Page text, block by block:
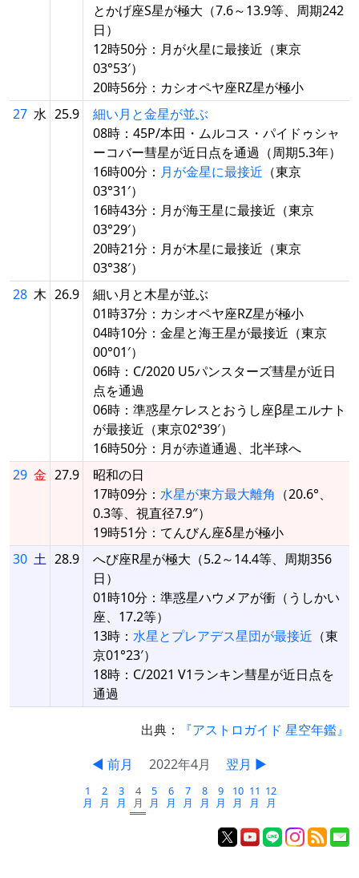
とかげ座S星が極大（7.6～13.9等、周期242
日）
12時50分：月が火星に最接近（東京
03°53′）
20時56分：カシオペヤ座RZ星が極小
27 水 25.9
細い月と金星が並ぶ
08時：45P/本田・ムルコス・パイドゥシャ
ーコバー彗星が近日点を通過（周期5.3年）
16時00分： 月が金星に最接近 （東京
03°31′）
16時43分：月が海王星に最接近（東京
03°29′）
20時21分：月が木星に最接近（東京
03°38′）
28 木 26.9
細い月と木星が並ぶ
01時37分：カシオペヤ座RZ星が極小
04時10分：金星と海王星が最接近（東京
00°01′）
06時：C/2020 U5パンスターズ彗星が近日
点を通過
06時：準惑星ケレスとおうし座β星エルナト
が最接近（東京02°39′）
16時50分：月が赤道通過、北半球へ
29 金 27.9
昭和の日
17時09分： 水星が東方最大離角 （20.6°、
0.3等、視直径7.9″）
19時51分：てんびん座δ星が極小
30 土 28.9
へび座R星が極大（5.2～14.4等、周期356
日）
01時10分：準惑星ハウメアが衝（うしかい
座、17.2等）
13時： 水星とプレアデス星団が最接近 （東
京01°23′）
18時：C/2021 V1ランキン彗星が近日点を
通過
出典：
『アストロガイド 星空年鑑』
◀ 前月
2022年4月 翌月 ▶
1
月
2
月
3
月
4
月
5
月
6
月
7
月
8
月
9
月
10
月
11
月
12
月